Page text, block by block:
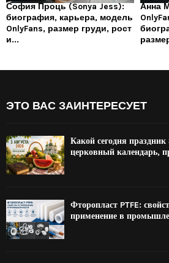
София Проць (Sonya Jess):
биография, карьера, модель
OnlyFans, размер груди, рост
и...
Анна
ЭТО ВАС ЗАИНТЕРЕСУЕТ
Какой сегодня
церковный календарь,
Фторопласт PTFE:
применение в